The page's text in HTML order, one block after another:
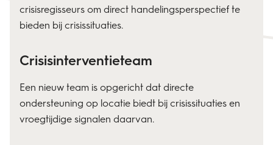
crisisregisseurs om direct handelingsperspectief te
bieden bij crisissituaties.
Crisisinterventieteam
Een nieuw team is opgericht dat directe
ondersteuning op locatie biedt bij crisissituaties en
vroegtijdige signalen daarvan.